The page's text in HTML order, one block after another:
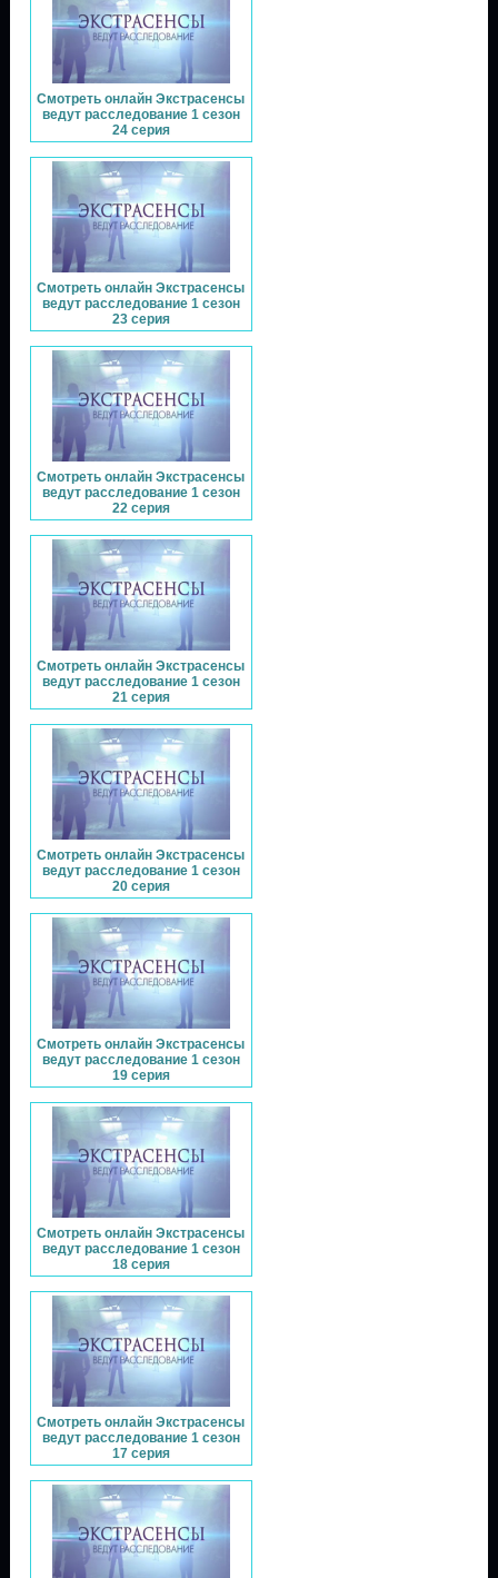
Смотреть онлайн Экстрасенсы
ведут расследование 1 сезон
24 серия
Смотреть онлайн Экстрасенсы
ведут расследование 1 сезон
23 серия
Смотреть онлайн Экстрасенсы
ведут расследование 1 сезон
22 серия
Смотреть онлайн Экстрасенсы
ведут расследование 1 сезон
21 серия
Смотреть онлайн Экстрасенсы
ведут расследование 1 сезон
20 серия
Смотреть онлайн Экстрасенсы
ведут расследование 1 сезон
19 серия
Смотреть онлайн Экстрасенсы
ведут расследование 1 сезон
18 серия
Смотреть онлайн Экстрасенсы
ведут расследование 1 сезон
17 серия